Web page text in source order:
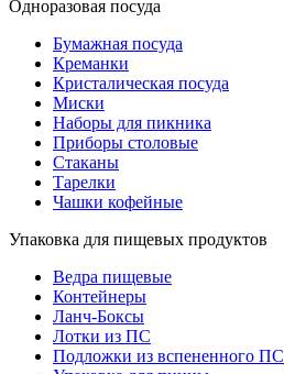
Одноразовая посуда
Бумажная посуда
Креманки
Кристалическая посуда
Миски
Наборы для пикника
Приборы столовые
Стаканы
Тарелки
Чашки кофейные
Упаковка для пищевых продуктов
Ведра пищевые
Контейнеры
Ланч-Боксы
Лотки из ПС
Подложки из вспененного ПС